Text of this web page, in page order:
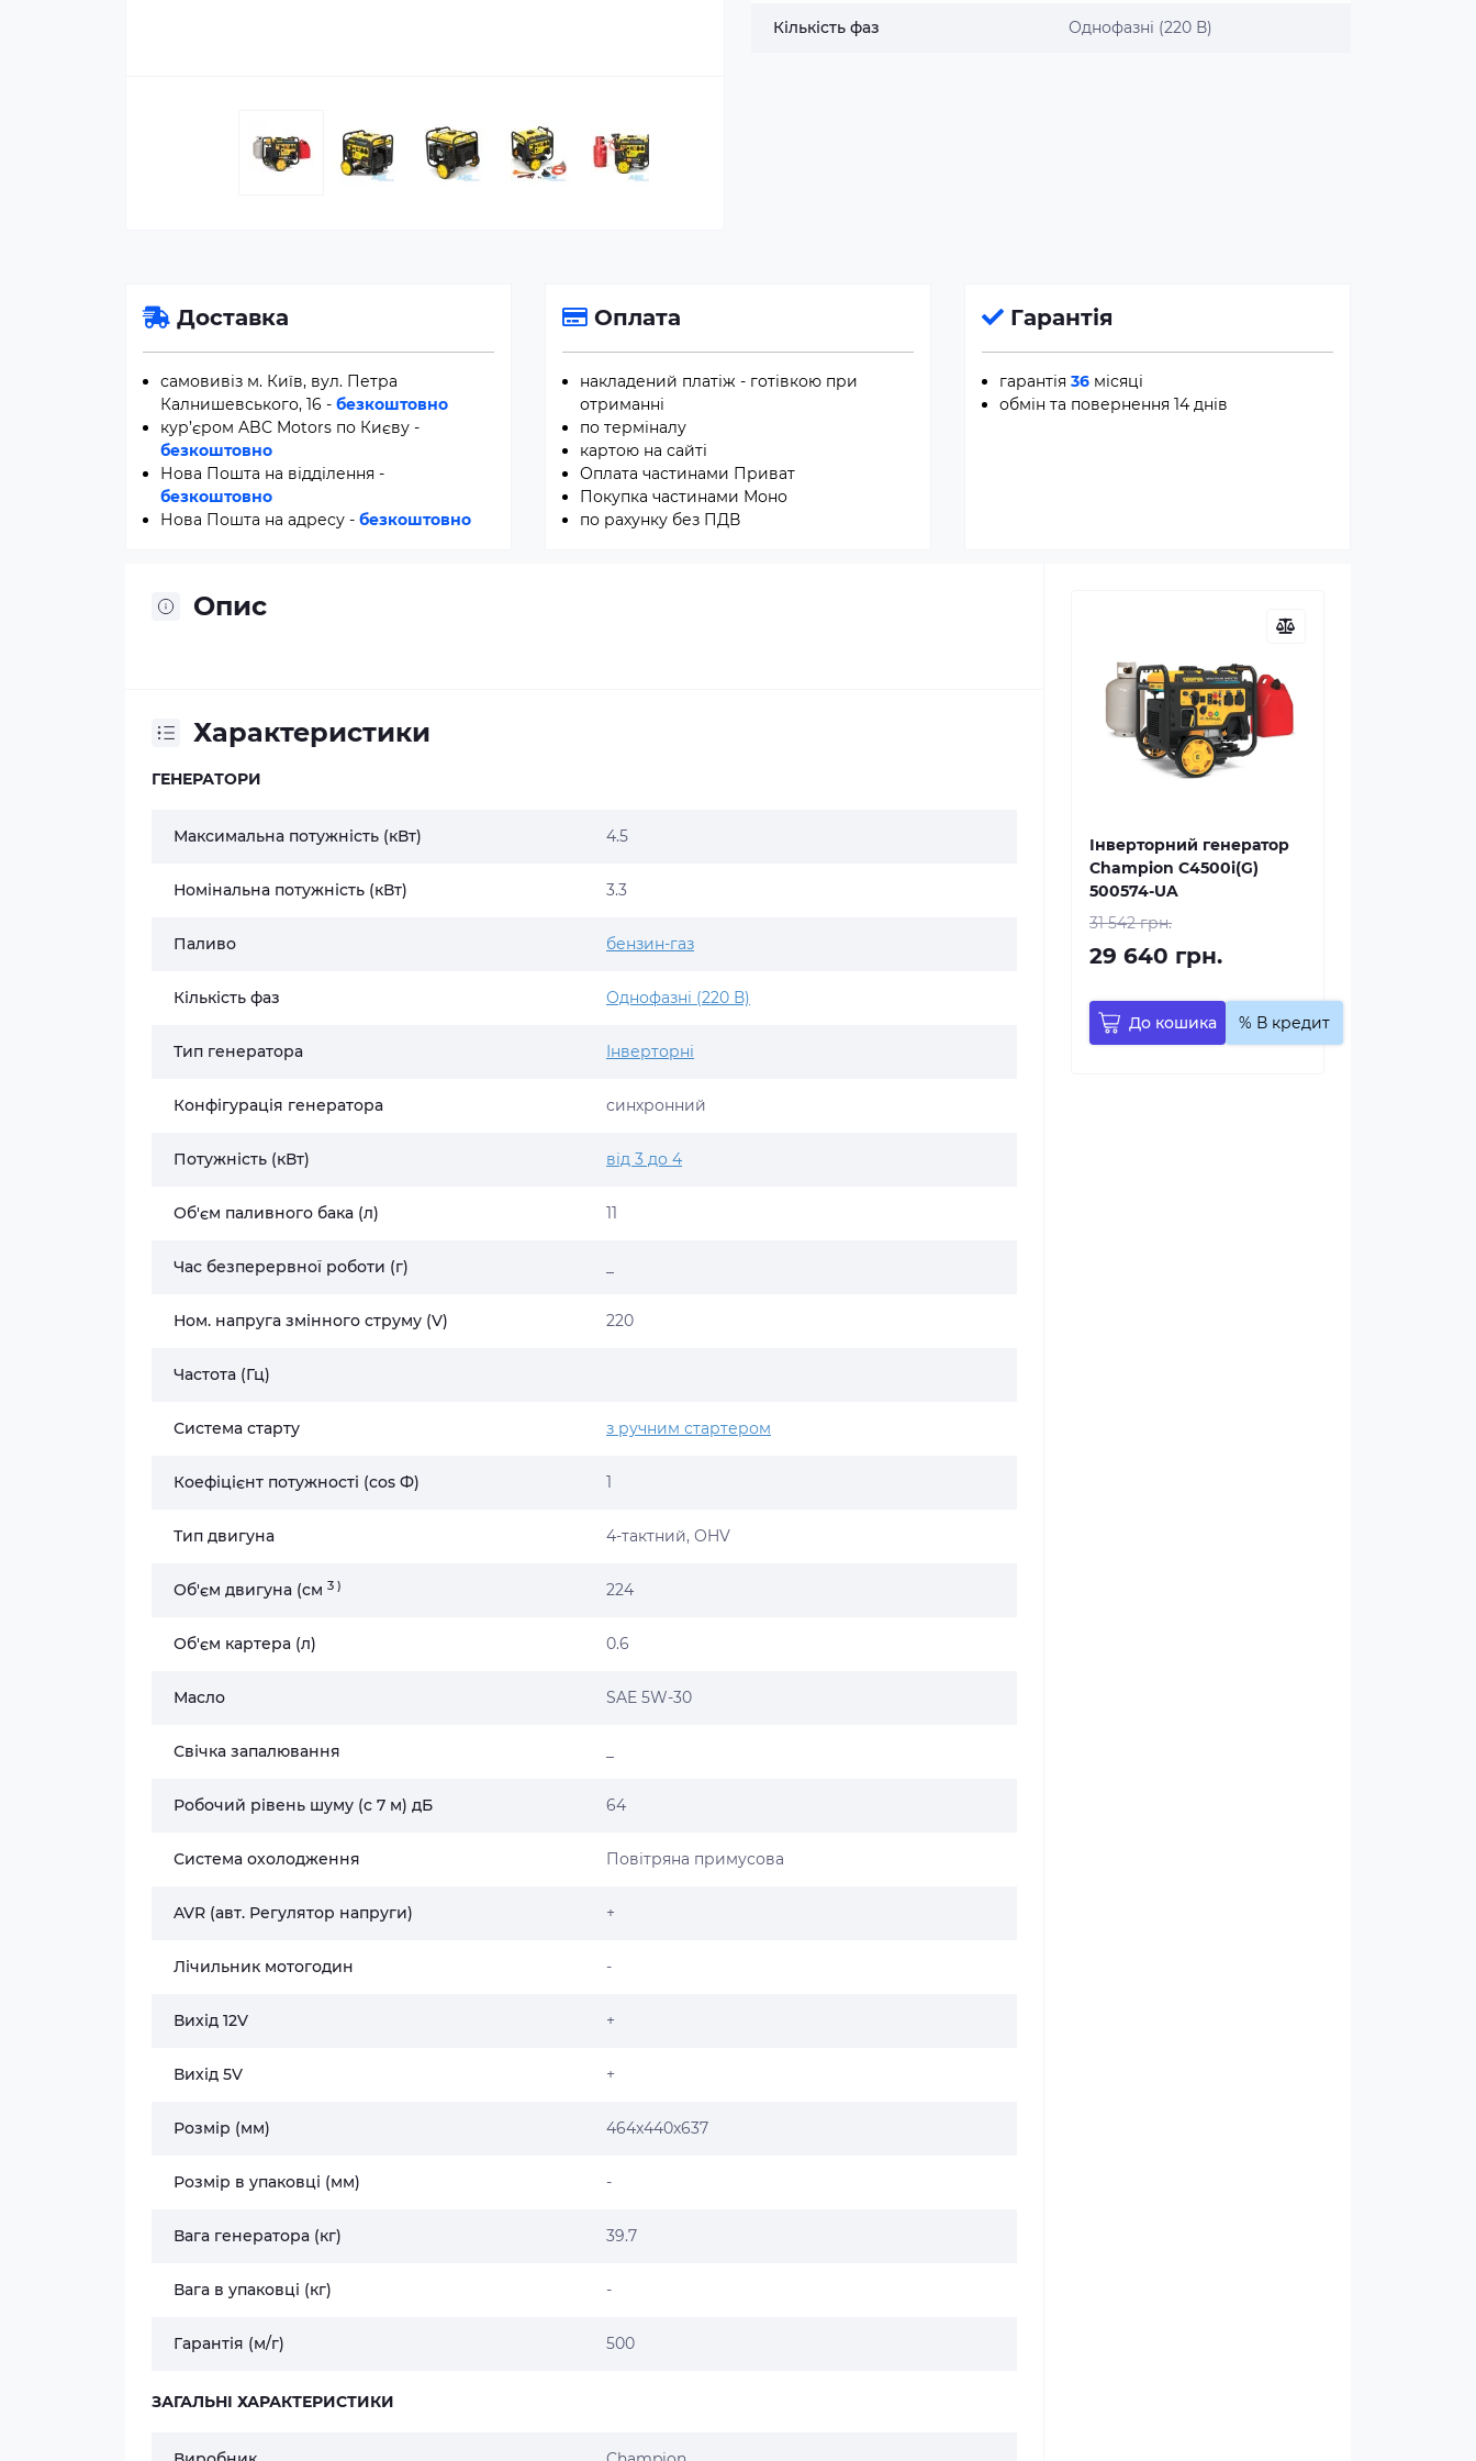
Кількість фаз Однофазні (220 В)
Доставка
самовивіз м. Київ, вул. Петра
Калнишевського, 16 - безкоштовно
кур’єром ABC Motors по Києву -
безкоштовно
Нова Пошта на відділення -
безкоштовно
Нова Пошта на адресу - безкоштовно
Оплата
накладений платіж - готівкою при
отриманні
по терміналу
картою на сайті
Оплата частинами Приват
Покупка частинами Моно
по рахунку без ПДВ
Гарантія
гарантія 36 місяці
обмін та повернення 14 днів
Опис
Характеристики
ГЕНЕРАТОРИ
Максимальна потужність (кВт) 4.5
Номінальна потужність (кВт) 3.3
Паливо бензин-газ
Кількість фаз Однофазні (220 В)
Тип генератора Інверторні
Конфігурація генератора синхронний
Потужність (кВт) від 3 до 4
Об'єм паливного бака (л) 11
Час безперервної роботи (г)
Ном. напруга змінного струму (V) 220
Частота (Гц)
Система старту з ручним стартером
Коефіцієнт потужності (cos Ф) 1
Тип двигуна 4-тактний, OHV
Об'єм двигуна (cм 3 ) 224
Об'єм картера (л) 0.6
Масло SAE 5W-30
Свічка запалювання
Робочий рівень шуму (c 7 м) дБ 64
Система охолодження Повітряна примусова
AVR (авт. Регулятор напруги) +
Лічильник мотогодин -
Вихід 12V +
Вихід 5V +
Розмір (мм) 464x440x637
Розмір в упаковці (мм) -
Вага генератора (кг) 39.7
Вага в упаковці (кг) -
Гарантія (м/г) 500
ЗАГАЛЬНІ ХАРАКТЕРИСТИКИ
Інверторний генератор
Champion C4500i(G)
500574-UA
31 542 грн.
29 640 грн.
До кошика % В кредит